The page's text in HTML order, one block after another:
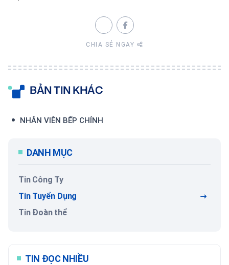
CHIA SẺ NGAY
BẢN TIN KHÁC
NHÂN VIÊN BẾP CHÍNH
DANH MỤC
Tin Công Ty
Tin Tuyển Dụng
Tin Đoàn thể
TIN ĐỌC NHIỀU